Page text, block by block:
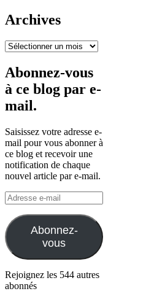
Archives
Archives
Abonnez-vous
à ce blog par e-
mail.
Saisissez votre adresse e-
mail pour vous abonner à
ce blog et recevoir une
notification de chaque
nouvel article par e-mail.
Adresse
e-
mail
Abonnez-
vous
Rejoignez les 544 autres
abonnés